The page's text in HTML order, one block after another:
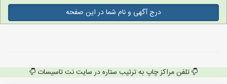
درج آگهی و نام شما در این صفحه
تلفن مراکز چاپ به ترتیب ستاره در سایت نت تاسیسات